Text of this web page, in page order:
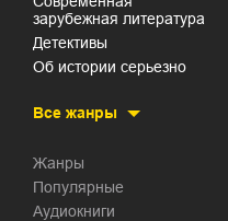
зарубежная литература
детективы
об истории серьезно
Все жанры
Жанры
Популярные
Аудиокниги